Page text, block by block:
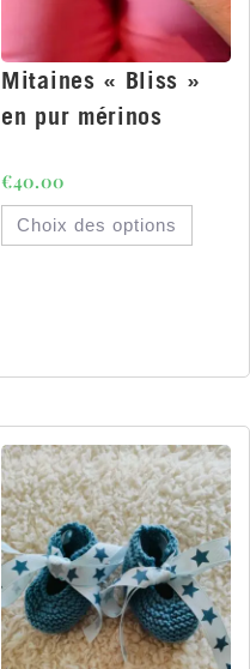
Mitaines « Bliss »
en pur mérinos
€40.00
Choix des options